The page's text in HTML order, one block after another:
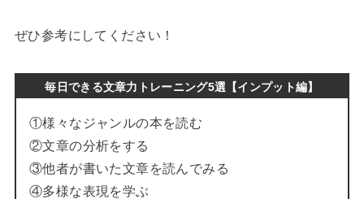
ぜひ参考にしてください！
毎日できる文章力トレーニング5選【インプット編】
①様々なジャンルの本を読む
②文章の分析をする
③他者が書いた文章を読んでみる
④多様な表現を学ぶ